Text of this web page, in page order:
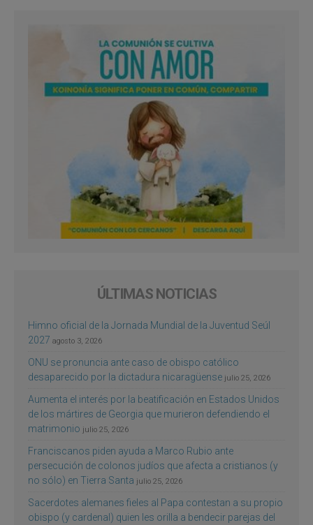
ÚLTIMAS NOTICIAS
Himno oficial de la Jornada Mundial de la Juventud Seúl
2027 agosto 3, 2026
ONU se pronuncia ante caso de obispo católico
desaparecido por la dictadura nicaragüense julio 25, 2026
Aumenta el interés por la beatificación en Estados Unidos
de los mártires de Georgia que murieron defendiendo el
matrimonio julio 25, 2026
Franciscanos piden ayuda a Marco Rubio ante
persecución de colonos judíos que afecta a cristianos (y
no sólo) en Tierra Santa julio 25, 2026
Sacerdotes alemanes fieles al Papa contestan a su propio
obispo (y cardenal) quien les orilla a bendecir parejas del